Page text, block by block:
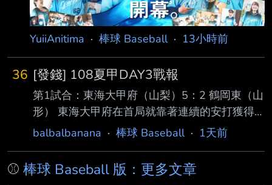
YuiiAnitima · 棒球 Baseball· 13小時前
36 [發錢] 108夏甲DAY3戰報
第1試合：東海大甲府（山梨）5：2 鶴岡東（山
形） 東海大甲府在首局就靠著連續的安打獲得
三分進帳，鶴岡東雖然在第四第五局努力追上進
追近後沒有慌亂，投手群成功把局面控制 住，
打線後段又追加保險分，讓東海大甲府最後能奠
balbalbanana · 棒球 Baseball· 1天前
⚾ 棒球 Baseball 版：更多文章